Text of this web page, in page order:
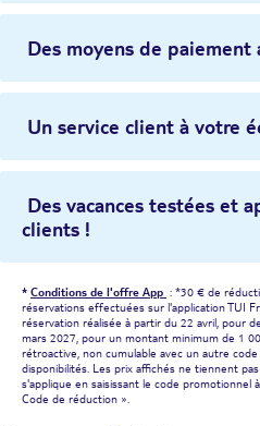
Des moyens de paiement
Un service client à votre
Des vacances testées et
clients !
* Conditions de l'offre App : *30 € de
réservations effectuées sur l'application TUI
réservation réalisée à partir du 22 avril, pour
mars 2027, pour un montant minimum de 1
rétroactive, non cumulable avec un autre
disponibilités. Les prix affichés ne tiennent
s'applique en saisissant le code promotionnel
Code de réduction ».